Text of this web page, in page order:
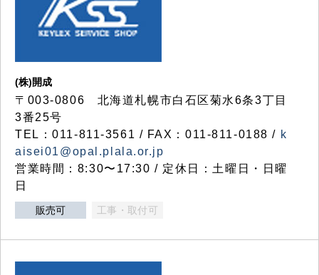
(株)開成
〒003-0806 北海道札幌市白石区菊水6条3丁目
3番25号
TEL：011-811-3561 / FAX：011-811-0188 / k
aisei01@opal.plala.or.jp
営業時間：8:30〜17:30 / 定休日：土曜日・日曜
日
販売可 工事・取付可